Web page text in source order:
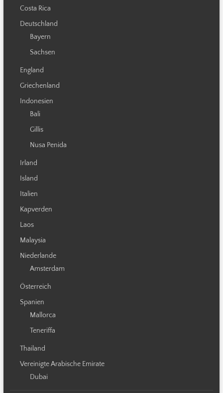
Costa Rica
Deutschland
Bayern
Sachsen
England
Griechenland
Indonesien
Bali
Gillis
Nusa Penida
Irland
Island
Italien
Kapverden
Laos
Malaysia
Niederlande
Amsterdam
Österreich
Spanien
Mallorca
Teneriffa
Thailand
Vereinigte Arabische Emirate
Dubai